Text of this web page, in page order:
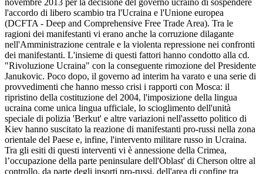
l'accordo di libero scambio tra l'Ucraina e l'Unione europea
(DCFTA - Deep and Comprehensive Free Trade Area). Tra le
ragioni dei manifestanti vi erano anche la corruzione dilagante
nell'Amministrazione centrale e la violenta repressione nei confronti
dei manifestanti. L'insieme di questi fattori hanno condotto alla cd.
"Rivoluzione Ucraina" con la conseguente rimozione del Presidente
Janukovic. Poco dopo, il governo ad interim ha varato e una serie di
provvedimenti che hanno messo crisi i rapporti con Mosca: il
ripristino della costituzione del 2004, l'imposizione della lingua
ucraina come unica lingua ufficiale, lo scioglimento dell'unità
speciale di polizia 'Berkut' e altre variazioni nell'assetto politico di
Kiev hanno suscitato la reazione di manifestanti pro-russi nella zona
orientale del Paese e, infine, l'intervento militare russo in Ucraina.
Tra gli esiti di questi interventi vi è annessione della Crimea,
l’occupazione della parte peninsulare dell'Oblast' di Cherson oltre al
controllo, da parte degli insorti pro-russi, dell'area di confine tra